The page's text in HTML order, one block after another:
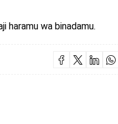
haramu wa binadamu.